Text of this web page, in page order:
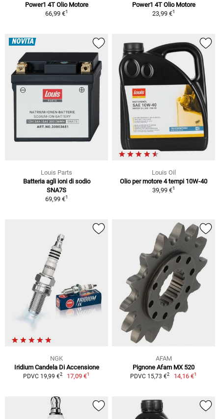
Power1 4T Olio Motore
66,99 €1
Power1 4T Olio Motore
23,99 €1
NOVITÀ
Louis Parts
Batteria agli ioni di sodio
SNA7S
69,99 €1
Louis Oil
Olio per motore 4 tempi 10W-40
39,99 €1
NGK
Iridium Candela Di Accensione
PDVC 19,99 €2 17,09 €1
AFAM
Pignone Afam MX 520
PDVC 15,73 €2 14,16 €1